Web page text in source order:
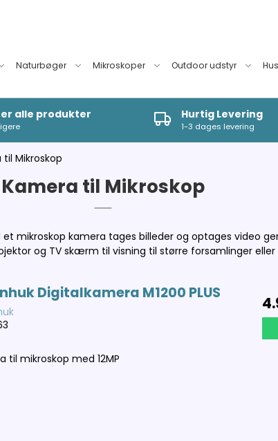
Naturbøger Mikroskoper Outdoor udstyr
alle produkter Hurtig Levering
1-3 dages levering
til Mikroskop
Kamera til Mikroskop
mikroskop kamera tages billeder og optages video
og TV skærm til visning til større forsamlinger eller
Digitalkamera M1200 PLUS
til mikroskop med 12MP